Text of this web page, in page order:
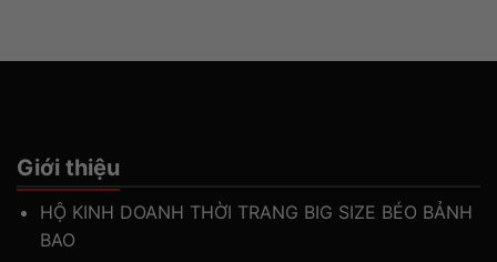
Giới thiệu
HỘ KINH DOANH THỜI TRANG BIG SIZE BÉO BẢNH
BAO